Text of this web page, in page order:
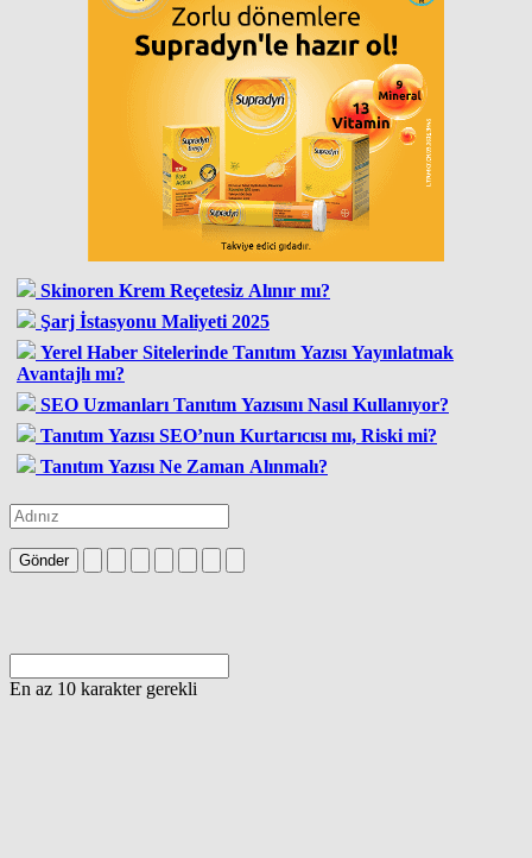
Skinoren Krem Reçetesiz Alınır mı?
Şarj İstasyonu Maliyeti 2025
Yerel Haber Sitelerinde Tanıtım Yazısı Yayınlatmak
Avantajlı mı?
SEO Uzmanları Tanıtım Yazısını Nasıl Kullanıyor?
Tanıtım Yazısı SEO’nun Kurtarıcısı mı, Riski mi?
Tanıtım Yazısı Ne Zaman Alınmalı?
Gönder
En az 10 karakter gerekli